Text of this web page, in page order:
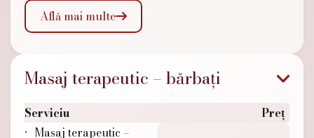
Află mai multe
Masaj terapeutic – bărbați
Serviciu
Preț
Masaj terapeutic –